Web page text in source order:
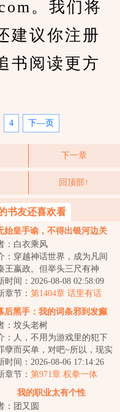
。我们将
建议你注册
书阅读更方
4 下—页
下一章
回顶部↑
书友还喜欢看
始皇手谕，不得出银河边关
：白衣乘风
：穿越神话世界，成为凡间
王嬴政。但举头三尺有神
普天之下岂为王土？好在遗
统觉醒，只要...
时间：2026-08-08 02:58:09
章节： 第1404章 话里有话
后黑手：我的词条邪到发癫
：坟头老树
：人，不用为游戏里的犯下
孽而买单，对吧~所以，现实
唯唯诺诺，游戏里我重拳出
现实里我...
时间：2026-08-06 17:14:26
章节： 第971章 权拳一体
我的职业太有个性
：团又圆